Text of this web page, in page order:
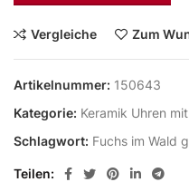
Vergleiche Zum
Artikelnummer: 150643
Kategorie: Keramik Uhren
Schlagwort: Fuchs im Wald
Teilen